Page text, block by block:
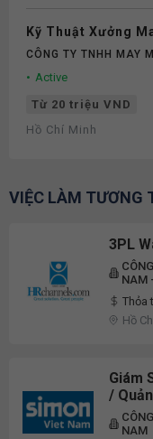
Kỹ Thuật Xưởng
CÔNG TY TNHH MAY
Active
Từ 20 triệu VND
Hồ Chí Minh
VIỆC LÀM TƯƠNG
3PL
NAM
Thỏa
Hồ
Giám
/
NAM